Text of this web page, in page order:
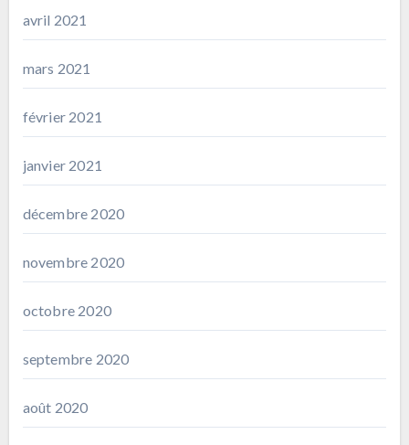
avril 2021
mars 2021
février 2021
janvier 2021
décembre 2020
novembre 2020
octobre 2020
septembre 2020
août 2020